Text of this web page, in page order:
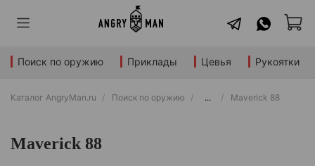
Поиск по оружию Приклады Цевья Рукоятки
Каталог AngryMan.ru Поиск по оружию ... Maverick 88
Maverick 88